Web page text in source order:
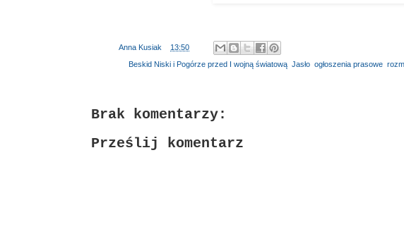
Anna Kusiak 13:50
Beskid Niski i Pogórze przed I wojną światową Jasło ogłoszenia prasowe
Brak komentarzy:
Prześlij komentarz